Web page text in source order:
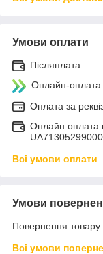
Умови оплати
Післяплата
Онлайн-оплата
Оплата за
Онлайн оплата
Всі умови оплати
Умови
Повернення товару
Всі умови